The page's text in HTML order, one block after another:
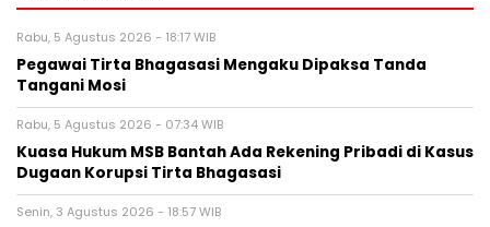
Rabu, 5 Agustus 2026 - 18:17 WIB
Pegawai Tirta Bhagasasi Mengaku Dipaksa Tanda
Tangani Mosi
Rabu, 5 Agustus 2026 - 07:34 WIB
Kuasa Hukum MSB Bantah Ada Rekening Pribadi di Kasus
Dugaan Korupsi Tirta Bhagasasi
Senin, 3 Agustus 2026 - 18:57 WIB